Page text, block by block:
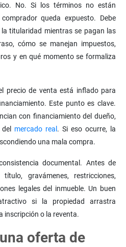
No. Si los términos no están
queda expuesto. Debe
titularidad mientras se pagan las
cómo se manejan impuestos,
y en qué momento se formaliza
precio de venta está inflado para
Este punto es clave.
con financiamiento del dueño,
mercado real . Si eso ocurre, la
una mala compra.
documental. Antes de
gravámenes, restricciones,
legales del inmueble. Un buen
si la propiedad arrastra
inscripción o la reventa.
oferta de